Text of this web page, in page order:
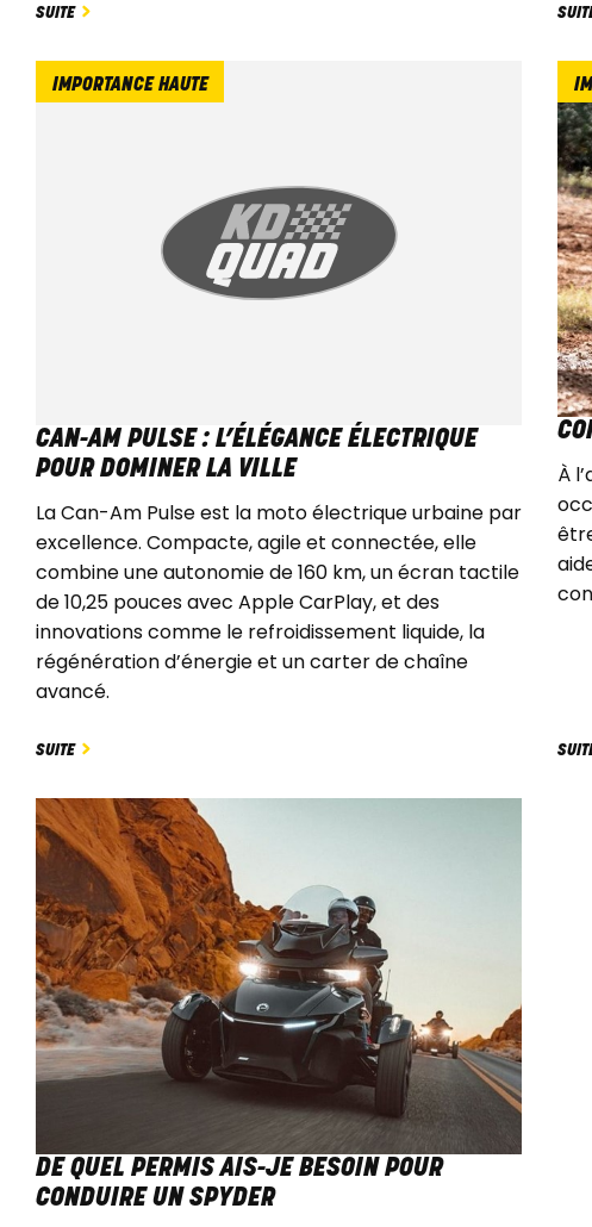
SUITE
IMPORTANCE HAUTE
CAN-AM PULSE : L’ÉLÉGANCE ÉLECTRIQUE
POUR DOMINER LA VILLE
La Can-Am Pulse est la moto électrique urbaine par
excellence. Compacte, agile et connectée, elle
combine une autonomie de 160 km, un écran tactile
de 10,25 pouces avec Apple CarPlay, et des
innovations comme le refroidissement liquide, la
régénération d’énergie et un carter de chaîne
avancé.
SUITE
À
DE QUEL PERMIS AIS-JE BESOIN POUR
CONDUIRE UN SPYDER